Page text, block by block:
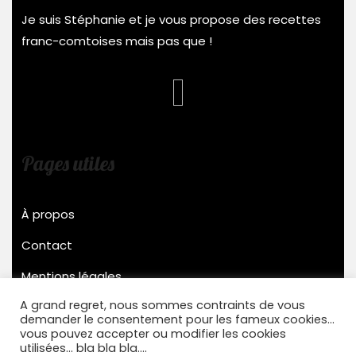
Je suis Stéphanie et je vous propose des recettes
franc-comtoises mais pas que !
Pages utiles
À propos
Contact
Mentions légales
Stensys © 2022
A grand regret, nous sommes contraints de vous
demander le consentement pour les fameux cookies...
vous pouvez accepter ou modifier les cookies
utilisées... bla bla bla....